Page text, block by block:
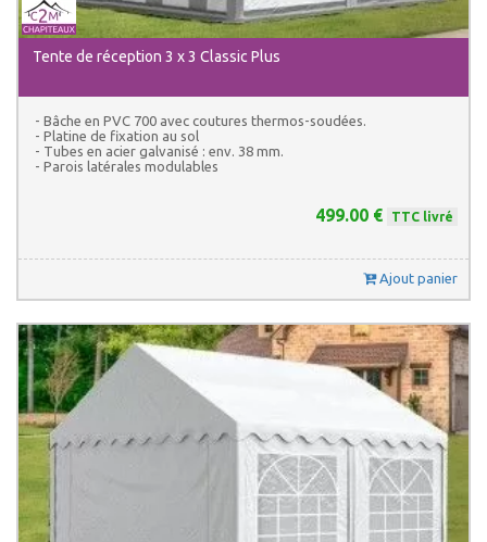
Tente de réception 3 x 3 Classic Plus
- Bâche en PVC 700 avec coutures thermos-soudées.
- Platine de fixation au sol
- Tubes en acier galvanisé : env. 38 mm.
- Parois latérales modulables
499.00 € TTC livré
Ajout panier